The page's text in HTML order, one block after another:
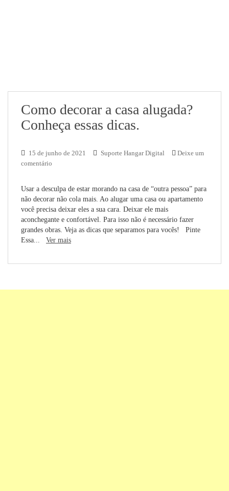
Como decorar a casa alugada?
Conheça essas dicas.
15 de junho de 2021 Suporte Hangar Digital
Deixe um
comentário
Usar a desculpa de estar morando na casa de “outra pessoa” para
não decorar não cola mais. Ao alugar uma casa ou apartamento
você precisa deixar eles a sua cara. Deixar ele mais
aconchegante e confortável. Para isso não é necessário fazer
grandes obras. Veja as dicas que separamos para vocês! Pinte
Essa... Ver mais